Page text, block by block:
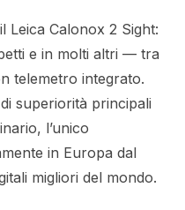
Leica Calonox 2 Sight:
e in molti altri — tra
telemetro integrato.
superiorità principali
l’unico
in Europa dal
migliori del mondo.